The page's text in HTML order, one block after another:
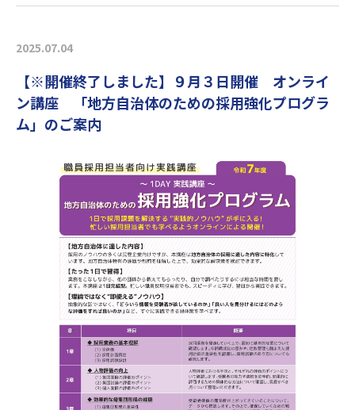
2025.07.04
【※開催終了しました】９月３日開催 オンライ
ン講座 「地方自治体のための採用強化プログラ
ム」のご案内